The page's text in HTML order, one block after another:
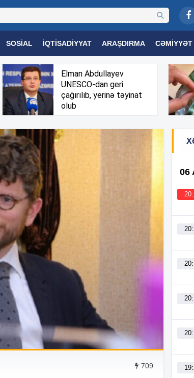
SOSIAL İQTISADIYYAT ARAŞDIRMA CƏMIYYƏT
TƏHSIL SAĞLAMLIQ MARAQLI TRIBUNA TV
Elman Abdullayev
UNESCO-dan geri
çağırılıb, yerinə təyinat
olub
709
06